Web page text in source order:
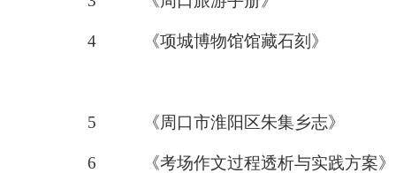
4 《项城博物馆馆藏石刻》
5 《周口市淮阳区朱集乡志》
6 《考场作文过程透析与实践方案》